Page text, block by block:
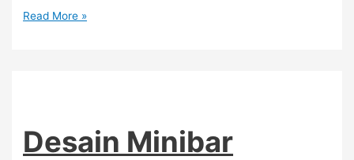
Read More »
Desain Minibar